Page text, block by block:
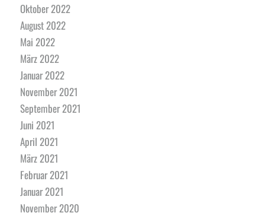
Oktober 2022
August 2022
Mai 2022
März 2022
Januar 2022
November 2021
September 2021
Juni 2021
April 2021
März 2021
Februar 2021
Januar 2021
November 2020